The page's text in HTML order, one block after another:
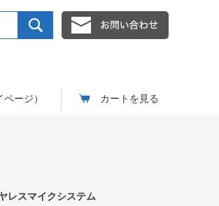
ージ） カートを見る
レスマイクシステム